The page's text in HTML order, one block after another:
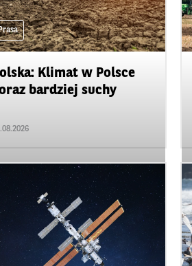
Klimat w Polsce
bardziej suchy